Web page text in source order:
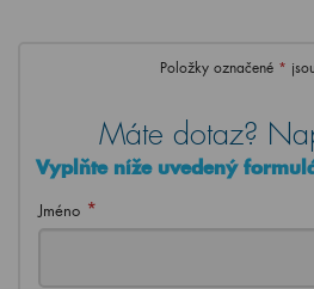
Položky označené *
Máte dotaz?
Vyplňte níže uvedený
Jméno *